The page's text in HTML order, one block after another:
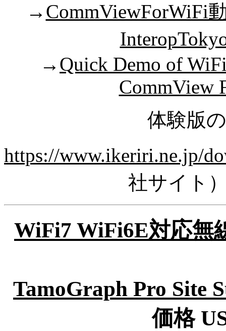
→ CommViewForWiFi
→ Quick Demo of
CommView
体験版
https://www.ikeriri.ne.jp/
社サイト
WiFi7 WiFi6E対応無
TamoGraph Pro Site
価格